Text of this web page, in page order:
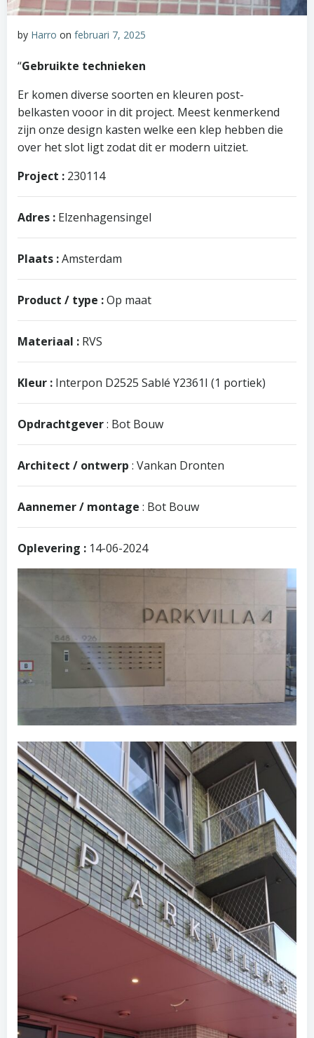
by Harro on februari 7, 2025
“Gebruikte technieken
Er komen diverse soorten en kleuren post-
belkasten vooor in dit project. Meest kenmerkend
zijn onze design kasten welke een klep hebben die
over het slot ligt zodat dit er modern uitziet.
Project : 230114
Adres : Elzenhagensingel
Plaats :Amsterdam
Product / type :Op maat
Materiaal : RVS
Kleur : Interpon D2525 Sablé Y2361I (1 portiek)
Opdrachtgever: Bot Bouw
Architect / ontwerp : Vankan Dronten
Aannemer / montage : Bot Bouw
Oplevering : 14-06-2024